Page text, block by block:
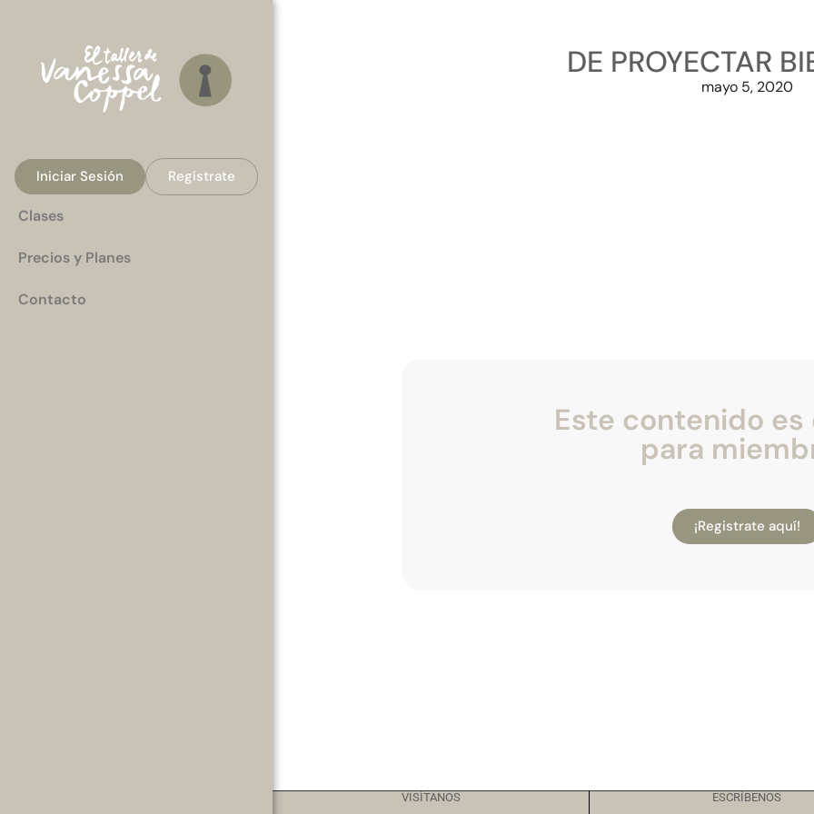
Iniciar Sesión Regístrate
Clases
Precios y Planes
Contacto
DE PROYECTAR
mayo 5, 2020
Este contenido es
para
¡Registrate aquí!
VISÍTANOS ESCRÍBENOS